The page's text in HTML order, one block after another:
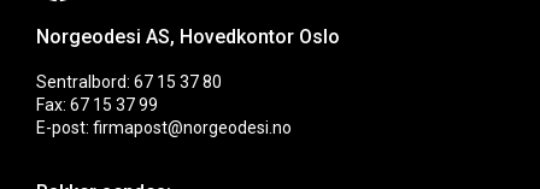
Norgeodesi AS, Hovedkontor Oslo
Sentralbord: 67 15 37 80
Fax: 67 15 37 99
E-post: firmapost@norgeodesi.no